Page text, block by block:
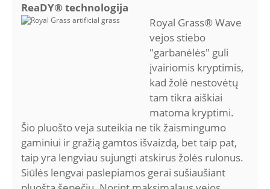
ReaDY® technologija
Royal Grass® Wave
vejos stiebo
"garbanėlės" guli
įvairiomis kryptimis,
kad žolė nestovėtų
tam tikra aiškiai
matoma kryptimi.
Šio pluošto veja suteikia ne tik žaismingumo
gaminiui ir gražią gamtos išvaizdą, bet taip pat,
taip yra lengviau sujungti atskirus žolės rulonus.
Siūlės lengvai paslepiamos gerai sušiaušiant